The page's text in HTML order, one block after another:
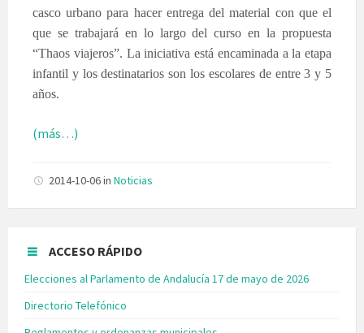
casco urbano para hacer entrega del material con que el
que se trabajará en lo largo del curso en la propuesta
“Thaos viajeros”. La iniciativa está encaminada a la etapa
infantil y los destinatarios son los escolares de entre 3 y 5
años.
(más…)
2014-10-06in Noticias
ACCESO RÁPIDO
Elecciones al Parlamento de Andalucía 17 de mayo de 2026
Directorio Telefónico